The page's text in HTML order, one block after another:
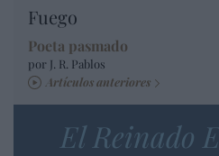
Fuego
Poeta pasmado
por J. R. Pablos
Artículos anteriores
El Reinado